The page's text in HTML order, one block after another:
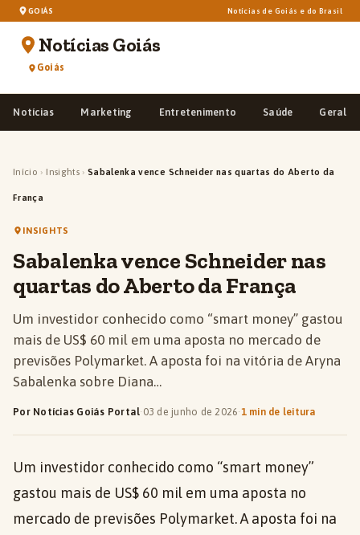
GOIÁS Notícias de Goiás e do Brasil
Notícias Goiás
Goiás
Notícias Marketing Entretenimento Saúde Geral
Início › Insights › Sabalenka vence Schneider nas quartas do Aberto da
França
INSIGHTS
Sabalenka vence Schneider nas
quartas do Aberto da França
Um investidor conhecido como “smart money” gastou
mais de US$ 60 mil em uma aposta no mercado de
previsões Polymarket. A aposta foi na vitória de Aryna
Sabalenka sobre Diana…
Por Notícias Goiás Portal· 03 de junho de 2026·1 min de leitura
Um investidor conhecido como “smart money”
gastou mais de US$ 60 mil em uma aposta no
mercado de previsões Polymarket. A aposta foi na